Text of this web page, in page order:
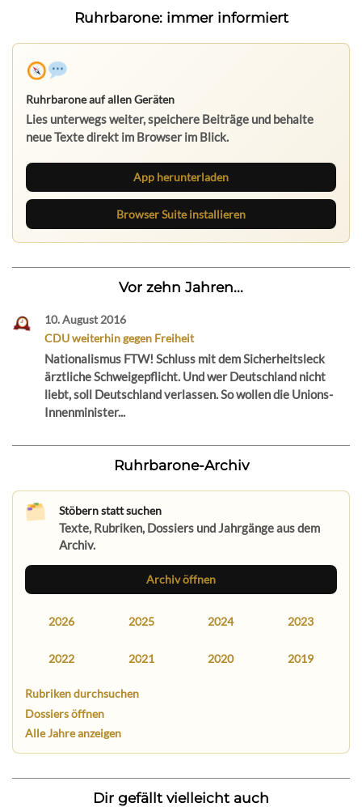
Ruhrbarone: immer informiert
Ruhrbarone auf allen Geräten
Lies unterwegs weiter, speichere Beiträge und behalte
neue Texte direkt im Browser im Blick.
App herunterladen
Browser Suite installieren
Vor zehn Jahren...
10. August 2016
CDU weiterhin gegen Freiheit
Nationalismus FTW! Schluss mit dem Sicherheitsleck
ärztliche Schweigepflicht. Und wer Deutschland nicht
liebt, soll Deutschland verlassen. So wollen die Unions-
Innenminister...
Ruhrbarone-Archiv
Stöbern statt suchen
Texte, Rubriken, Dossiers und Jahrgänge aus dem
Archiv.
Archiv öffnen
2026 2025 2024 2023
2022 2021 2020 2019
Rubriken durchsuchen
Dossiers öffnen
Alle Jahre anzeigen
Dir gefällt vielleicht auch